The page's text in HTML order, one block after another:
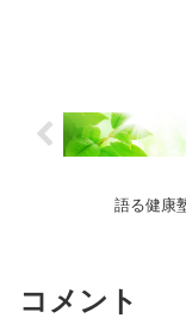
語る健康
コメント